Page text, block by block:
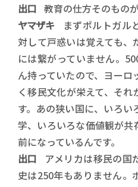
出口教育の仕方そのもの
ヤマザキ
まずポルトガル
対して戸惑いは覚えても
には繋がっていません。
ん持っていたので、ヨー
く移民文化が栄えて、そ
す。あの狭い国に、いろ
学、いろいろな価値観が共
前になっているんです。
出口 アメリカは移民の国
史は250年もありません。